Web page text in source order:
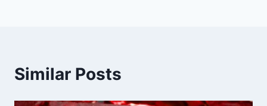
Similar Posts